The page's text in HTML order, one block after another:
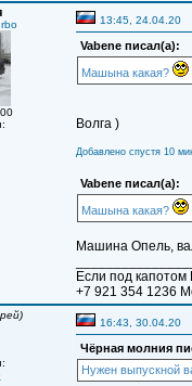
13:45, 24.04.20
Vabene писал(а):
Машына какая?
Волга )
Добавлено спустя 10
Vabene писал(а):
Машына какая?
Машина Опель,
Если под капотом
+7 921 354 1236
16:43, 30.04.20
Чёрная молния
Нужен выпускной